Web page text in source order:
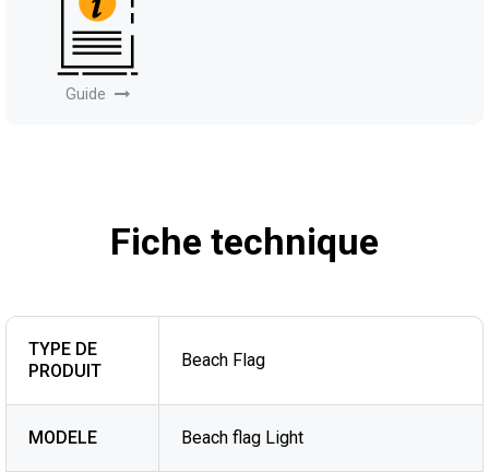
Guide
Fiche technique
TYPE DE
PRODUIT
Beach Flag
MODELE Beach flag Light